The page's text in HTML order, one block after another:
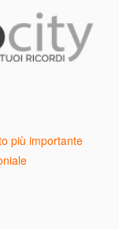
più importante